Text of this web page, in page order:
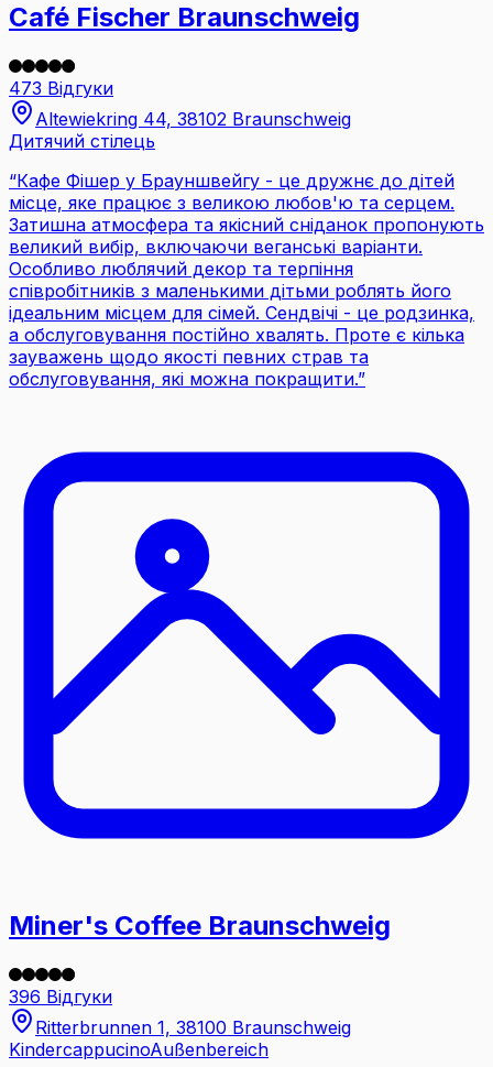
Café Fischer Braunschweig
473 Відгуки
Altewiekring 44, 38102 Braunschweig
Дитячий стілець
“Кафе Фішер у Брауншвейгу - це дружнє до дітей
місце, яке працює з великою любов'ю та серцем.
Затишна атмосфера та якісний сніданок пропонують
великий вибір, включаючи веганські варіанти.
Особливо люблячий декор та терпіння
співробітників з маленькими дітьми роблять його
ідеальним місцем для сімей. Сендвічі - це родзинка,
а обслуговування постійно хвалять. Проте є кілька
зауважень щодо якості певних страв та
обслуговування, які можна покращити.”
Miner's Coffee Braunschweig
396 Відгуки
Ritterbrunnen 1, 38100 Braunschweig
KindercappucinoAußenbereich